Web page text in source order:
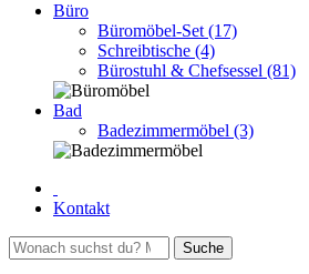
Büro
Büromöbel-Set (17)
Schreibtische (4)
Bürostuhl & Chefsessel (81)
Bad
Badezimmermöbel (3)
Kontakt
Suche